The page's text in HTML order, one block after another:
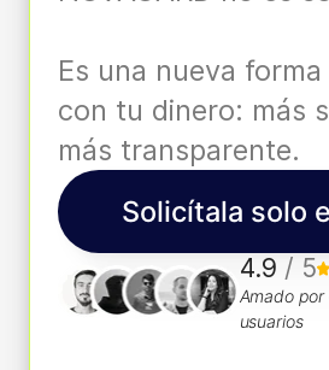
Es una nueva
con tu dinero: más
más transparente.
Solicítala solo
4.9 / 5
Amado
usuarios